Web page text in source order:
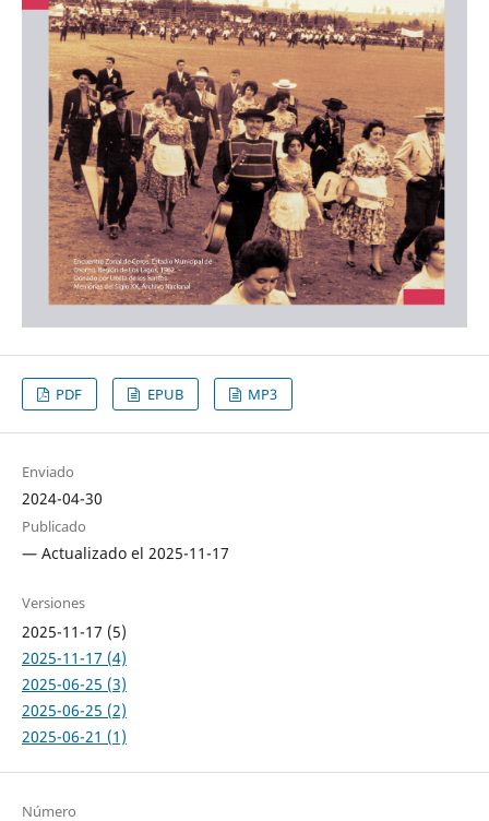
PDF EPUB MP3
Enviado
2024-04-30
Publicado
— Actualizado el 2025-11-17
Versiones
2025-11-17 (5)
2025-11-17 (4)
2025-06-25 (3)
2025-06-25 (2)
2025-06-21 (1)
Número